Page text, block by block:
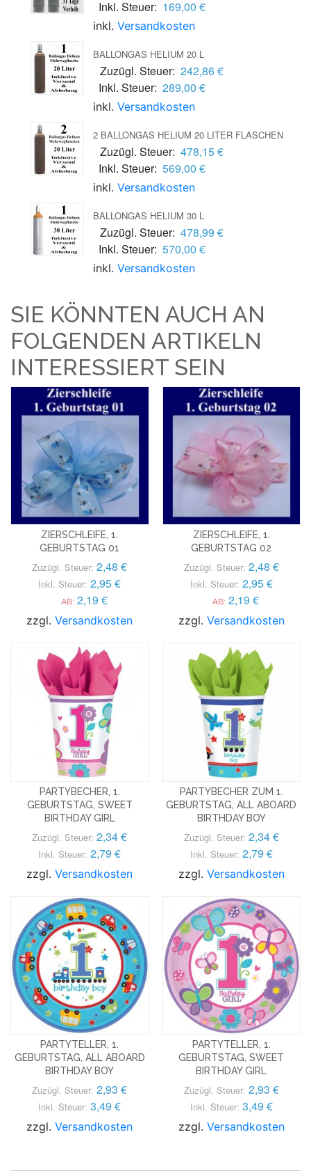
Inkl. Steuer: 169,00 €
inkl. Versandkosten
BALLONGAS HELIUM 20 L
Zuzügl. Steuer: 242,86 €
Inkl. Steuer: 289,00 €
inkl. Versandkosten
2 BALLONGAS HELIUM 20 LITER FLASCHEN
Zuzügl. Steuer: 478,15 €
Inkl. Steuer: 569,00 €
inkl. Versandkosten
BALLONGAS HELIUM 30 L
Zuzügl. Steuer: 478,99 €
Inkl. Steuer: 570,00 €
inkl. Versandkosten
SIE KÖNNTEN AUCH AN
FOLGENDEN ARTIKELN
INTERESSIERT SEIN
ZIERSCHLEIFE, 1.
GEBURTSTAG 01
Zuzügl. Steuer: 2,48 €
Inkl. Steuer: 2,95 €
AB: 2,19 €
zzgl.Versandkosten
ZIERSCHLEIFE, 1.
GEBURTSTAG 02
Zuzügl. Steuer: 2,48 €
Inkl. Steuer: 2,95 €
AB: 2,19 €
zzgl. Versandkosten
PARTYBECHER, 1.
GEBURTSTAG, SWEET
BIRTHDAY GIRL
Zuzügl. Steuer: 2,34 €
Inkl. Steuer: 2,79 €
zzgl.Versandkosten
PARTYBECHER ZUM 1.
GEBURTSTAG, ALL ABOARD
BIRTHDAY BOY
Zuzügl. Steuer: 2,34 €
Inkl. Steuer: 2,79 €
zzgl. Versandkosten
PARTYTELLER, 1.
GEBURTSTAG, ALL ABOARD
BIRTHDAY BOY
Zuzügl. Steuer: 2,93 €
Inkl. Steuer: 3,49 €
zzgl.Versandkosten
PARTYTELLER, 1.
GEBURTSTAG, SWEET
BIRTHDAY GIRL
Zuzügl. Steuer: 2,93 €
Inkl. Steuer: 3,49 €
zzgl. Versandkosten